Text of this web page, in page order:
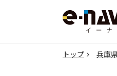
トップ 兵庫